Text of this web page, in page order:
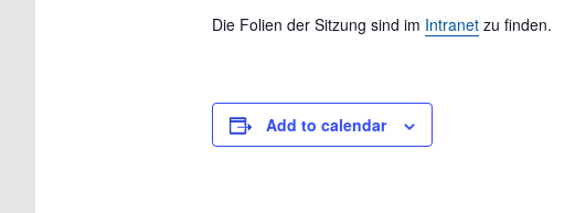
Die Folien der Sitzung sind im Intranet zu finden.
Add to calendar